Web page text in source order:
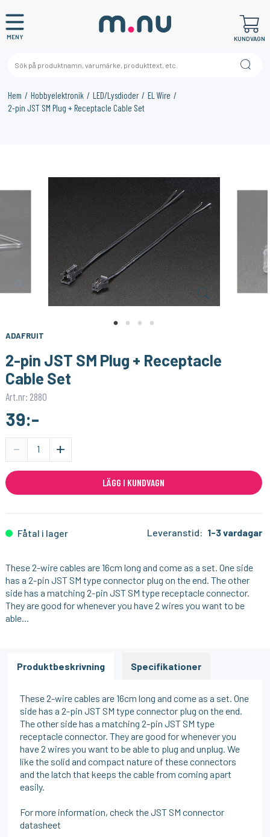
MENY KUNDVAGN
Hem Hobbyelektronik LED/Lysdioder
EL Wire
2-pin JST SM Plug + Receptacle Cable Set
ADAFRUIT
2-pin JST SM Plug + Receptacle
Cable Set
Art.nr: 2880
39:-
-
+
LÄGG I KUNDVAGN
Fåtal i lager Leveranstid: 1-3 vardagar
These 2-wire cables are 16cm long and come as a set. One side
has a 2-pin JST SM type connector plug on the end. The other
side has a matching 2-pin JST SM type receptacle connector.
They are good for whenever you have 2 wires you want to be
able...
Produktbeskrivning Specifikationer
These 2-wire cables are 16cm long and come as a set. One
side has a 2-pin JST SM type connector plug on the end.
The other side has a matching 2-pin JST SM type
receptacle connector. They are good for whenever you
have 2 wires you want to be able to plug and unplug. We
like the solid and compact nature of these connectors
and the latch that keeps the cable from coming apart
easily.
For more information, check the JST SM connector
datasheet